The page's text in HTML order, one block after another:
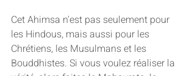
Cet Ahimsa n'est pas seulement pour
les Hindous, mais aussi pour les
Chrétiens, les Musulmans et les
Bouddhistes. Si vous voulez réaliser la